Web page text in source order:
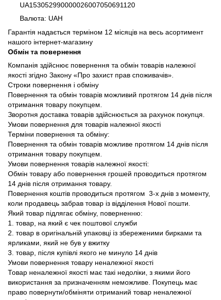
UA153052990000026007050691120
Валюта: UAH
Гарантія надається терміном 12 місяців на весь асортимент
нашого інтернет-магазину
Обмін та повернення
Компанія здійснює повернення та обмін товарів належної
якості згідно Закону «Про захист прав споживачів».
Строки повернення і обміну
Повернення та обмін товарів можливий протягом 14 днів після
отримання товару покупцем.
Зворотня доставка товарів здійснюється за рахунок покупця.
Умови повернення для товарів належної якості
Терміни повернення та обміну:
Повернення та обмін товарів можливе протягом 14 днів після
отримання товару покупцем.
Умови повернення товарів належної якості:
Обмін товару або повернення грошей проводиться протягом
14 днів після отримання товару.
Повернення коштів проводиться протягом 3-х днів з моменту,
коли продавець забрав товар із відділення Нової пошти.
Який товар підлягає обміну, поверненню:
1. товар, на який є чек поштової служби
2. товар в оригінальній упаковці із збереженими бирками та
ярликами, який не був у вжитку
3. товар, після купівлі якого не минуло 14 днів
Умови повернення товару неналежної якості
Товар неналежної якості має такі недоліки, з якими його
використання за призначенням неможливе. Покупець має
право повернути/обміняти отриманий товар неналежної